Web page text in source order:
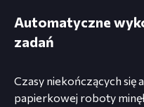
Automatyczne
zadań
Czasy niekończących się
papierkowej roboty